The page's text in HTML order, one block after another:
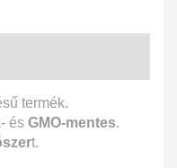
termék.
- és GMO-mentes.
t.